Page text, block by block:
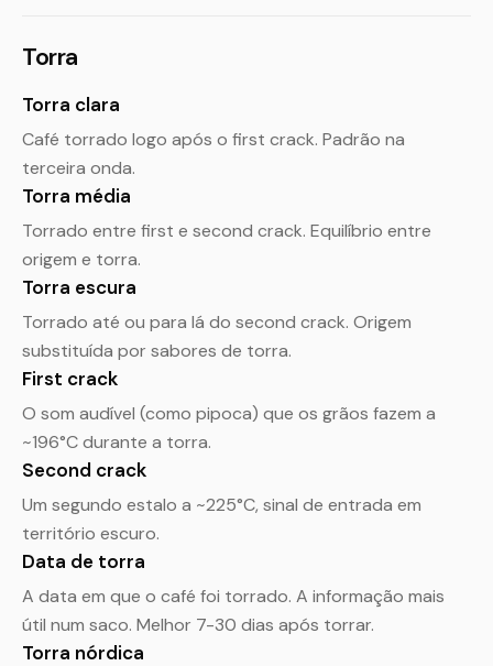
Torra
Torra clara
Café torrado logo após o first crack. Padrão na
terceira onda.
Torra média
Torrado entre first e second crack. Equilíbrio entre
origem e torra.
Torra escura
Torrado até ou para lá do second crack. Origem
substituída por sabores de torra.
First crack
O som audível (como pipoca) que os grãos fazem a
~196°C durante a torra.
Second crack
Um segundo estalo a ~225°C, sinal de entrada em
território escuro.
Data de torra
A data em que o café foi torrado. A informação mais
útil num saco. Melhor 7-30 dias após torrar.
Torra nórdica